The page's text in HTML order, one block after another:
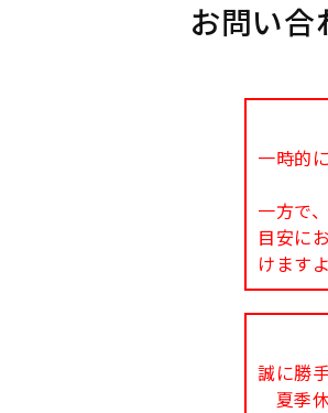
お問い合
一時的
一方で
目安に
けます
誠に勝
夏季